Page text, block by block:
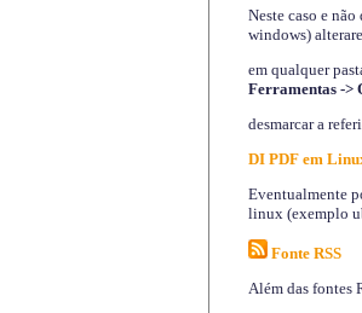
Neste caso e
windows)
em qualquer
Ferramentas ->
desmarcar a
DI PDF em
Eventualmente
linux (exemplo
Fonte RSS
Além das fontes